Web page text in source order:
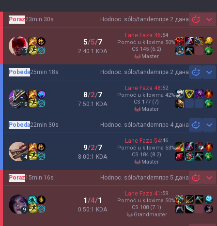
Hodnoc. sólo/tandemпре 2 дана
Poraz23min 30s
13
5/5/7
2.40:1 KDA
Lane Faza 46:54
Pomoć u kilovima 50%
CS 145 (6.2)
master
Hodnoc. sólo/tandemпре 2 дана
Pobeda25min 18s
16
8/2/7
7.50:1 KDA
Lane Faza 48:52
Pomoć u kilovima 42%
CS 177 (7)
master
Hodnoc. sólo/tandemпре 4 дана
Pobeda22min 30s
14
9/2/7
8.00:1 KDA
Lane Faza 54:46
Pomoć u kilovima 53%
CS 184 (8.2)
master
Hodnoc. sólo/tandemпре 5 дана
Poraz15min 16s
9
1/4/1
0.50:1 KDA
Lane Faza 41 :59
Pomoć u kilovima 50%
CS 108 (7.1)
grandmaster